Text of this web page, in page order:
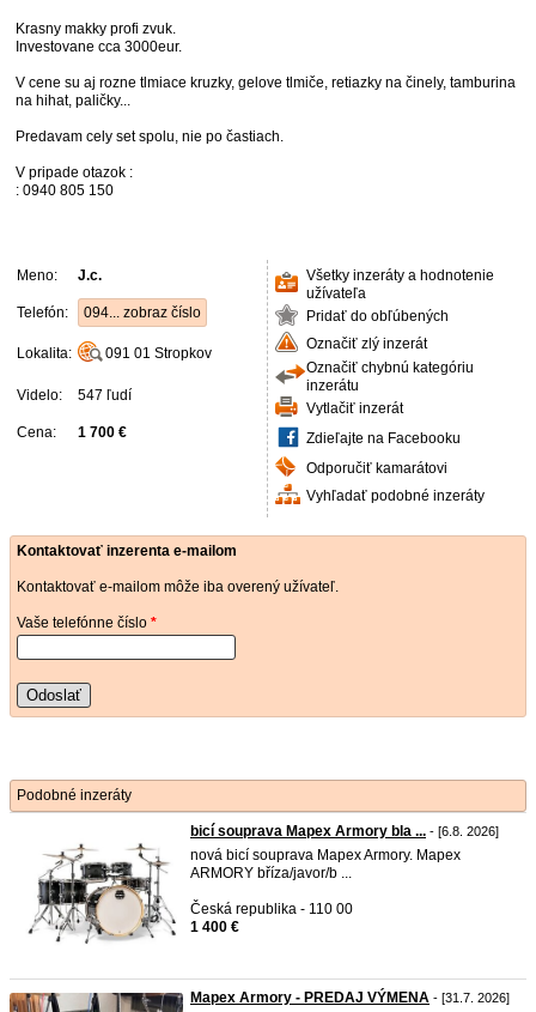
Krasny makky profi zvuk.
Investovane cca 3000eur.
V cene su aj rozne tlmiace kruzky, gelove tlmiče, retiazky na činely, tamburina
na hihat, paličky...
Predavam cely set spolu, nie po častiach.
V pripade otazok :
: 0940 805 150
Meno: J.c.
Telefón: 094... zobraz číslo
Lokalita: 091 01 Stropkov
Videlo: 547 ľudí
Cena: 1 700 €
Všetky inzeráty a hodnotenie
užívateľa
Pridať do obľúbených
Označiť zlý inzerát
Označiť chybnú kategóriu
inzerátu
Vytlačiť inzerát
Zdieľajte na Facebooku
Odporučiť kamarátovi
Vyhľadať podobné inzeráty
Kontaktovať inzerenta e-mailom
Kontaktovať e-mailom môže iba overený užívateľ.
Vaše telefónne číslo *
Odoslať
Podobné inzeráty
bicí souprava Mapex Armory bla ... - [6.8. 2026]
nová bicí souprava Mapex Armory. Mapex
ARMORY bříza/javor/b ...
Česká republika - 110 00
1 400 €
Mapex Armory - PREDAJ VÝMENA - [31.7. 2026]